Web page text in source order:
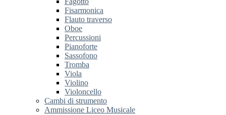
Fisarmonica
Flauto traverso
Oboe
Percussioni
Pianoforte
Sassofono
Tromba
Viola
Violino
Violoncello
Cambi di strumento
Ammissione Liceo Musicale